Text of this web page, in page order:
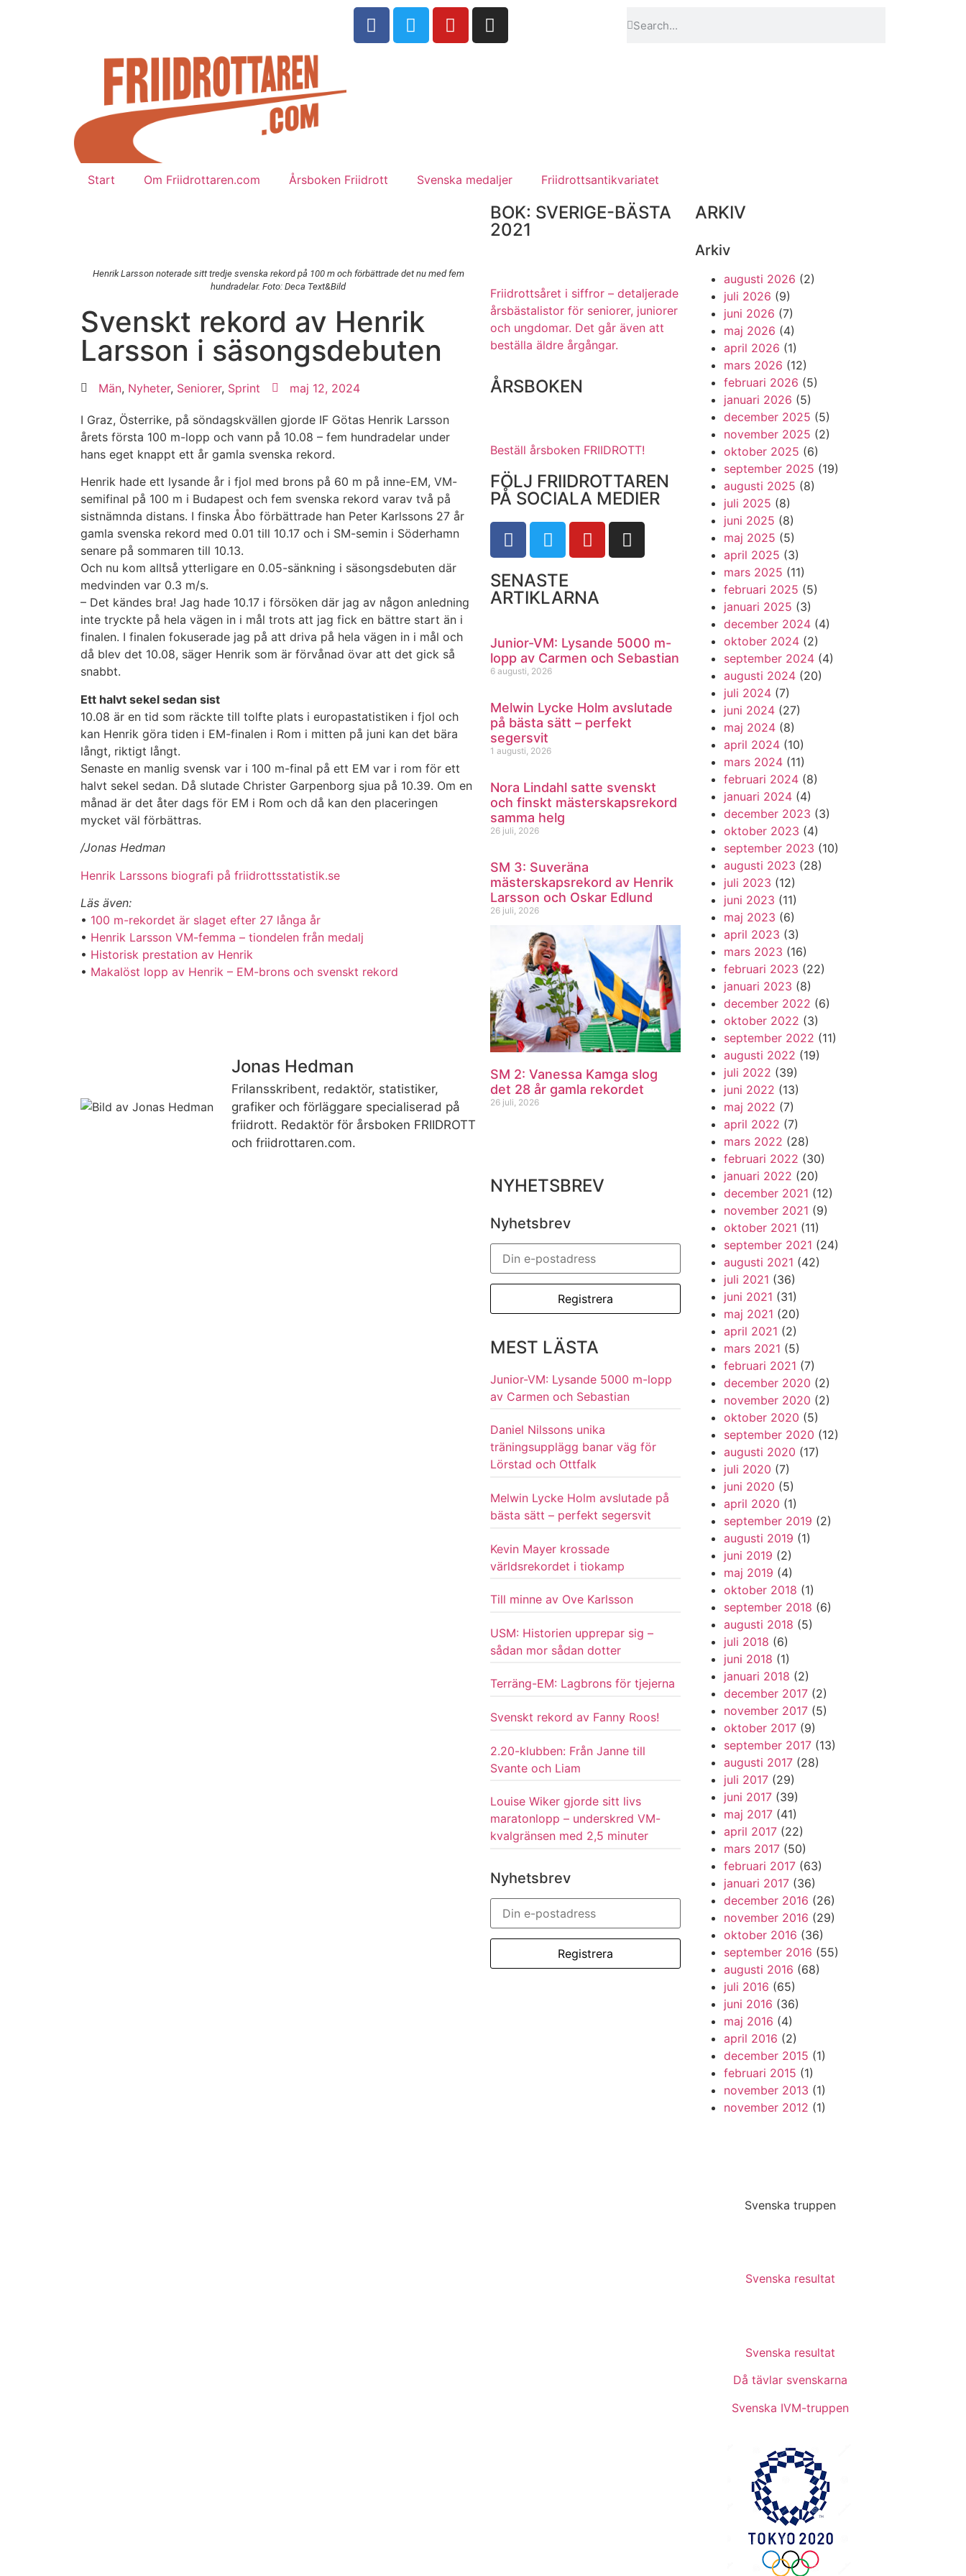
Start Om Friidrottaren.com Årsboken Friidrott Svenska medaljer Friidrottsantikvariatet
Henrik Larsson noterade sitt tredje svenska rekord på 100 m och förbättrade det nu med fem
hundradelar. Foto: Deca Text&Bild
Svenskt rekord av Henrik
Larsson i säsongsdebuten
Män, Nyheter, Seniorer, Sprint maj 12, 2024
I Graz, Österrike, på söndagskvällen gjorde IF Götas Henrik Larsson
årets första 100 m-lopp och vann på 10.08 – fem hundradelar under
hans eget knappt ett år gamla svenska rekord.
Henrik hade ett lysande år i fjol med brons på 60 m på inne-EM, VM-
semifinal på 100 m i Budapest och fem svenska rekord varav två på
sistnämnda distans. I finska Åbo förbättrade han Peter Karlssons 27 år
gamla svenska rekord med 0.01 till 10.17 och i SM-semin i Söderhamn
senare på sommaren till 10.13.
Och nu kom alltså ytterligare en 0.05-sänkning i säsongsdebuten där
medvinden var 0.3 m/s.
– Det kändes bra! Jag hade 10.17 i försöken där jag av någon anledning
inte tryckte på hela vägen in i mål trots att jag fick en bättre start än i
finalen. I finalen fokuserade jag på att driva på hela vägen in i mål och
då blev det 10.08, säger Henrik som är förvånad övar att det gick så
snabbt.
Ett halvt sekel sedan sist
10.08 är en tid som räckte till tolfte plats i europastatistiken i fjol och
kan Henrik göra tiden i EM-finalen i Rom i mitten på juni kan det bära
långt, riktigt långt.
Senaste en manlig svensk var i 100 m-final på ett EM var i rom för ett
halvt sekel sedan. Då slutade Christer Garpenborg sjua på 10.39. Om en
månad är det åter dags för EM i Rom och då kan den placeringen
mycket väl förbättras.
/Jonas Hedman
Henrik Larssons biografi på friidrottsstatistik.se
Läs även:
• 100 m-rekordet är slaget efter 27 långa år
• Henrik Larsson VM-femma – tiondelen från medalj
• Historisk prestation av Henrik
• Makalöst lopp av Henrik – EM-brons och svenskt rekord
Jonas Hedman
Frilansskribent, redaktör, statistiker,
grafiker och förläggare specialiserad på
friidrott. Redaktör för årsboken FRIIDROTT
och friidrottaren.com.
BOK: SVERIGE-BÄSTA
2021
Friidrottsåret i siffror – detaljerade
årsbästalistor för seniorer, juniorer
och ungdomar. Det går även att
beställa äldre årgångar.
ÅRSBOKEN
Beställ årsboken FRIIDROTT!
FÖLJ FRIIDROTTAREN
PÅ SOCIALA MEDIER
SENASTE
ARTIKLARNA
Junior-VM: Lysande 5000 m-
lopp av Carmen och Sebastian
6 augusti, 2026
Melwin Lycke Holm avslutade
på bästa sätt – perfekt
segersvit
1 augusti, 2026
Nora Lindahl satte svenskt
och finskt mästerskapsrekord
samma helg
26 juli, 2026
SM 3: Suveräna
mästerskapsrekord av Henrik
Larsson och Oskar Edlund
26 juli, 2026
SM 2: Vanessa Kamga slog
det 28 år gamla rekordet
26 juli, 2026
NYHETSBREV
Nyhetsbrev
MEST LÄSTA
Junior-VM: Lysande 5000 m-lopp
av Carmen och Sebastian
Daniel Nilssons unika
träningsupplägg banar väg för
Lörstad och Ottfalk
Melwin Lycke Holm avslutade på
bästa sätt – perfekt segersvit
Kevin Mayer krossade
världsrekordet i tiokamp
Till minne av Ove Karlsson
USM: Historien upprepar sig –
sådan mor sådan dotter
Terräng-EM: Lagbrons för tjejerna
Svenskt rekord av Fanny Roos!
2.20-klubben: Från Janne till
Svante och Liam
Louise Wiker gjorde sitt livs
maratonlopp – underskred VM-
kvalgränsen med 2,5 minuter
Nyhetsbrev
ARKIV
Arkiv
augusti 2026 (2)
juli 2026 (9)
juni 2026 (7)
maj 2026 (4)
april 2026 (1)
mars 2026 (12)
februari 2026 (5)
januari 2026 (5)
december 2025 (5)
november 2025 (2)
oktober 2025 (6)
september 2025 (19)
augusti 2025 (8)
juli 2025 (8)
juni 2025 (8)
maj 2025 (5)
april 2025 (3)
mars 2025 (11)
februari 2025 (5)
januari 2025 (3)
december 2024 (4)
oktober 2024 (2)
september 2024 (4)
augusti 2024 (20)
juli 2024 (7)
juni 2024 (27)
maj 2024 (8)
april 2024 (10)
mars 2024 (11)
februari 2024 (8)
januari 2024 (4)
december 2023 (3)
oktober 2023 (4)
september 2023 (10)
augusti 2023 (28)
juli 2023 (12)
juni 2023 (11)
maj 2023 (6)
april 2023 (3)
mars 2023 (16)
februari 2023 (22)
januari 2023 (8)
december 2022 (6)
oktober 2022 (3)
september 2022 (11)
augusti 2022 (19)
juli 2022 (39)
juni 2022 (13)
maj 2022 (7)
april 2022 (7)
mars 2022 (28)
februari 2022 (30)
januari 2022 (20)
december 2021 (12)
november 2021 (9)
oktober 2021 (11)
september 2021 (24)
augusti 2021 (42)
juli 2021 (36)
juni 2021 (31)
maj 2021 (20)
april 2021 (2)
mars 2021 (5)
februari 2021 (7)
december 2020 (2)
november 2020 (2)
oktober 2020 (5)
september 2020 (12)
augusti 2020 (17)
juli 2020 (7)
juni 2020 (5)
april 2020 (1)
september 2019 (2)
augusti 2019 (1)
juni 2019 (2)
maj 2019 (4)
oktober 2018 (1)
september 2018 (6)
augusti 2018 (5)
juli 2018 (6)
juni 2018 (1)
januari 2018 (2)
december 2017 (2)
november 2017 (5)
oktober 2017 (9)
september 2017 (13)
augusti 2017 (28)
juli 2017 (29)
juni 2017 (39)
maj 2017 (41)
april 2017 (22)
mars 2017 (50)
februari 2017 (63)
januari 2017 (36)
december 2016 (26)
november 2016 (29)
oktober 2016 (36)
september 2016 (55)
augusti 2016 (68)
juli 2016 (65)
juni 2016 (36)
maj 2016 (4)
april 2016 (2)
december 2015 (1)
februari 2015 (1)
november 2013 (1)
november 2012 (1)
Svenska truppen
Svenska resultat
Svenska resultat
Då tävlar svenskarna
Svenska IVM-truppen